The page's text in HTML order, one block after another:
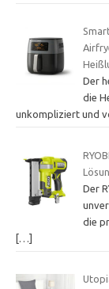
Der
die
unkompliziert und
Der
die
[…]